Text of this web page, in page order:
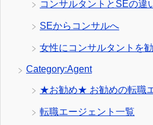
コンサルタントとSEの違
SEからコンサルへ
女性にコンサルタントを
Category:Agent
★お勧め★ お勧めの転職
転職エージェント一覧